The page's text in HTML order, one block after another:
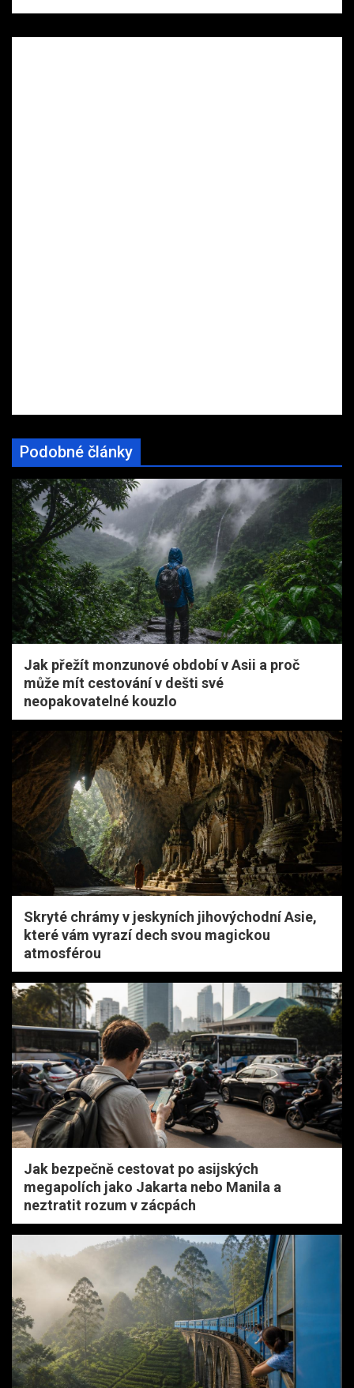
Podobné články
Jak přežít monzunové období v Asii a proč
může mít cestování v dešti své
neopakovatelné kouzlo
Skryté chrámy v jeskyních jihovýchodní Asie,
které vám vyrazí dech svou magickou
atmosférou
Jak bezpečně cestovat po asijských
megapolích jako Jakarta nebo Manila a
neztratit rozum v zácpách